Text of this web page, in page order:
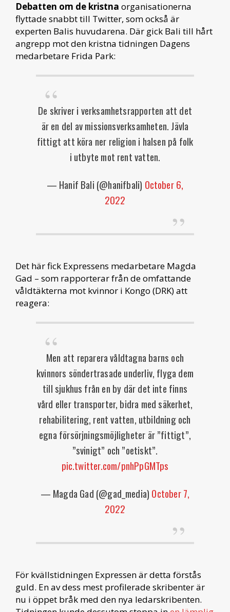
Debatten om de kristna organisationerna
flyttade snabbt till Twitter, som också är
experten Balis huvudarena. Där gick Bali till hårt
angrepp mot den kristna tidningen Dagens
medarbetare Frida Park:
De skriver i verksamhetsrapporten att det
är en del av missionsverksamheten. Jävla
fittigt att köra ner religion i halsen på folk
i utbyte mot rent vatten.
— Hanif Bali (@hanifbali) October 6,
2022
Det här fick Expressens medarbetare Magda
Gad – som rapporterar från de omfattande
våldtäkterna mot kvinnor i Kongo (DRK) att
reagera:
Men att reparera våldtagna barns och
kvinnors söndertrasade underliv, flyga dem
till sjukhus från en by där det inte finns
vård eller transporter, bidra med säkerhet,
rehabilitering, rent vatten, utbildning och
egna försörjningsmöjligheter är ”fittigt”,
”svinigt” och ”oetiskt”.
pic.twitter.com/pnhPpGMTps
— Magda Gad (@gad_media) October 7,
2022
För kvällstidningen Expressen är detta förstås
guld. En av dess mest profilerade skribenter är
nu i öppet bråk med den nya ledarskribenten.